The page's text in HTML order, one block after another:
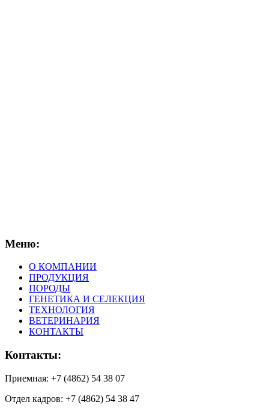
Меню:
О КОМПАНИИ
ПРОДУКЦИЯ
ПОРОДЫ
ГЕНЕТИКА И СЕЛЕКЦИЯ
ТЕХНОЛОГИЯ
ВЕТЕРИНАРИЯ
КОНТАКТЫ
Контакты:
Приемная: +7 (4862) 54 38 07
Отдел кадров: +7 (4862) 54 38 47